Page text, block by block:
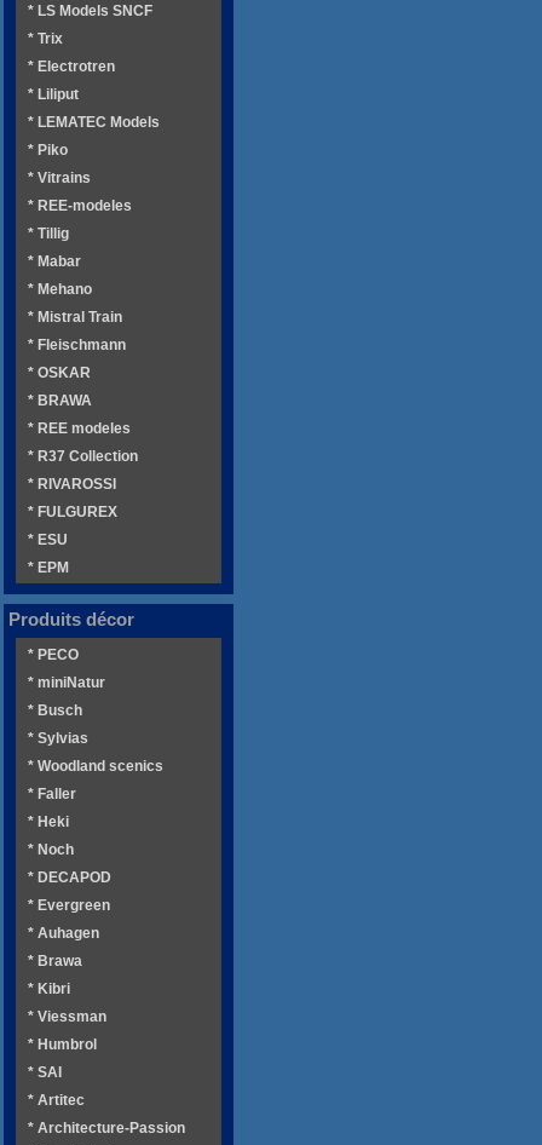
* LS Models SNCF
* Trix
* Electrotren
* Liliput
* LEMATEC Models
* Piko
* Vitrains
* REE-modeles
* Tillig
* Mabar
* Mehano
* Mistral Train
* Fleischmann
* OSKAR
* BRAWA
* REE modeles
* R37 Collection
* RIVAROSSI
* FULGUREX
* ESU
* EPM
Produits décor
* PECO
* miniNatur
* Busch
* Sylvias
* Woodland scenics
* Faller
* Heki
* Noch
* DECAPOD
* Evergreen
* Auhagen
* Brawa
* Kibri
* Viessman
* Humbrol
* SAI
* Artitec
* Architecture-Passion